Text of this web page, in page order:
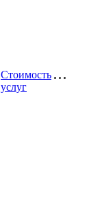
Стоимость
услуг